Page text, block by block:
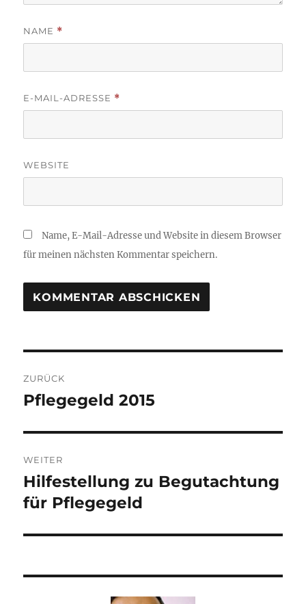
NAME *
E-MAIL-ADRESSE *
WEBSITE
Name, E-Mail-Adresse und Website in diesem Browser
für meinen nächsten Kommentar speichern.
ZURÜCK
Vorheriger
Pflegegeld 2015
WEITER
Nächster
Beitrag:
Hilfestellung zu Begutachtung
für Pflegegeld